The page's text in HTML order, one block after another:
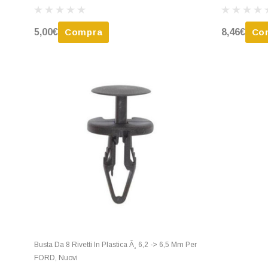
5,00€ Compra 8,46€
Busta Da 8 Rivetti In Plastica Ã¸ 6,2 -> 6,5 Mm Per
FORD, Nuovi